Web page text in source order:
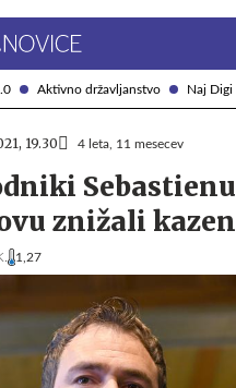
Aktivno državljanstvo Naj Digi
19.30 4 leta, 11 mesecev
Sebastienu
znižali kazen
1,27